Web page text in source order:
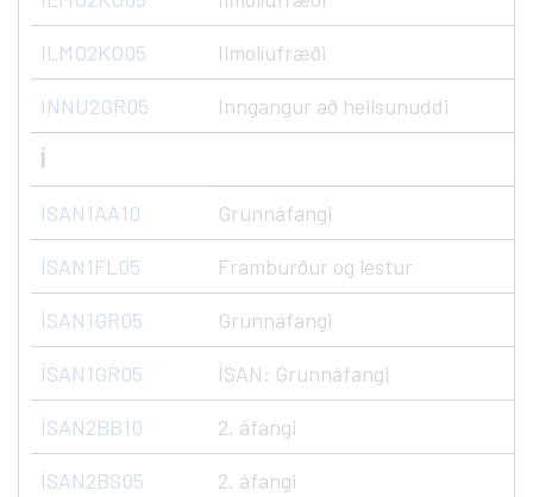
ILMO2KO05 Ilmolíufræði
INNU2GR05 Inngangur að heilsunuddi
Í
ÍSAN1AA10 Grunnáfangi
ÍSAN1FL05 Framburður og lestur
ÍSAN1GR05 Grunnáfangi
ÍSAN1GR05 ÍSAN: Grunnáfangi
ÍSAN2BB10 2. áfangi
ÍSAN2BS05 2. áfangi